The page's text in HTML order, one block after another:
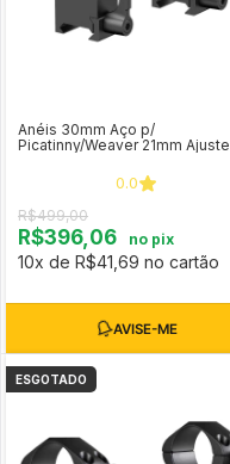
Anéis 30mm Aço p/
Picatinny/Weaver 21mm Ajuste
médio) XASR-SQ12
0.0
R$499,00
R$396,06 no pix
10x de R$41,69 no cartão
ESGOTADO